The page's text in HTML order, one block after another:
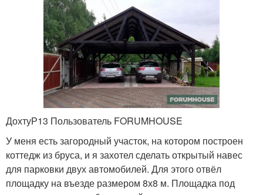
ДохтуР13 Пользователь FORUMHOUSE
У меня есть загородный участок, на котором построен
коттедж из бруса, и я захотел сделать открытый навес
для парковки двух автомобилей. Для этого отвёл
площадку на въезде размером 8х8 м. Площадка под